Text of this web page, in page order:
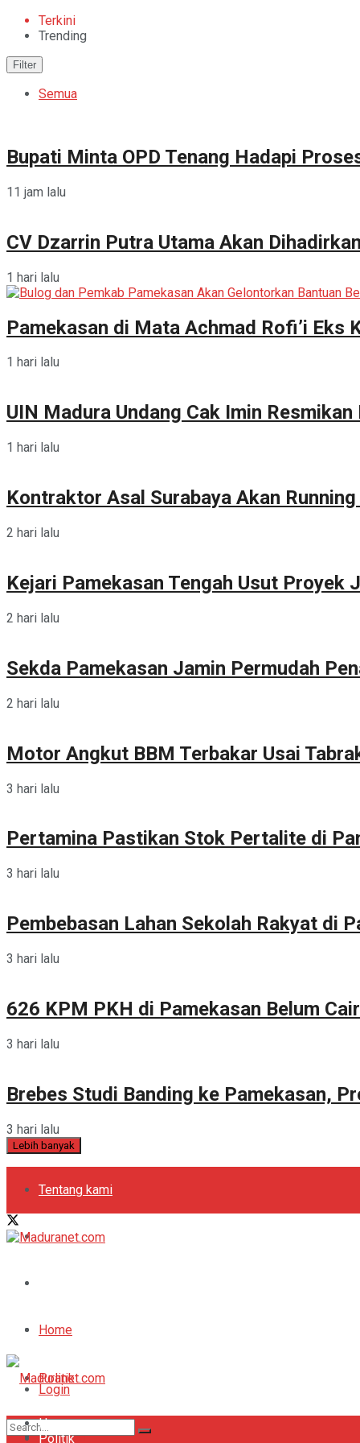
Terkini
Trending
Filter
Semua
Bupati Minta OPD Tenang Hadapi
11 jam lalu
CV Dzarrin Putra Utama Akan
1 hari lalu
Pamekasan di Mata Achmad Rofi’i Eks
1 hari lalu
UIN Madura Undang Cak Imin
1 hari lalu
Kontraktor Asal Surabaya Akan
2 hari lalu
Kejari Pamekasan Tengah Usut Proyek
2 hari lalu
Sekda Pamekasan Jamin Permudah
2 hari lalu
Motor Angkut BBM Terbakar Usai
3 hari lalu
Pertamina Pastikan Stok Pertalite di
3 hari lalu
Pembebasan Lahan Sekolah Rakyat di
3 hari lalu
626 KPM PKH di Pamekasan Belum
3 hari lalu
Brebes Studi Banding ke Pamekasan,
3 hari lalu
Lebih banyak
Tentang kami
Kebijakan Privasi
Periklanan
Login
Register
Home
Politik
Bola
Home
Politik